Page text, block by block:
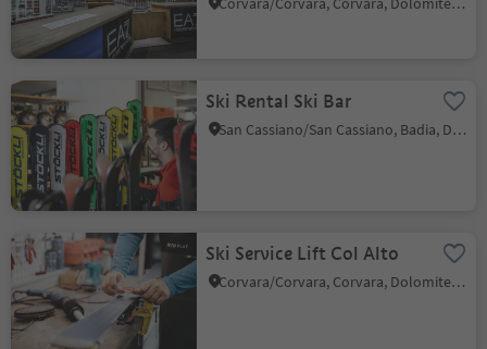
Ski Rental Ski Bar
San Cassiano/San Cassiano, Badia, Dolomites Region Alta Badia
Ski Service Lift Col Alto
Corvara/Corvara, Corvara, Dolomites Region Alta Badia